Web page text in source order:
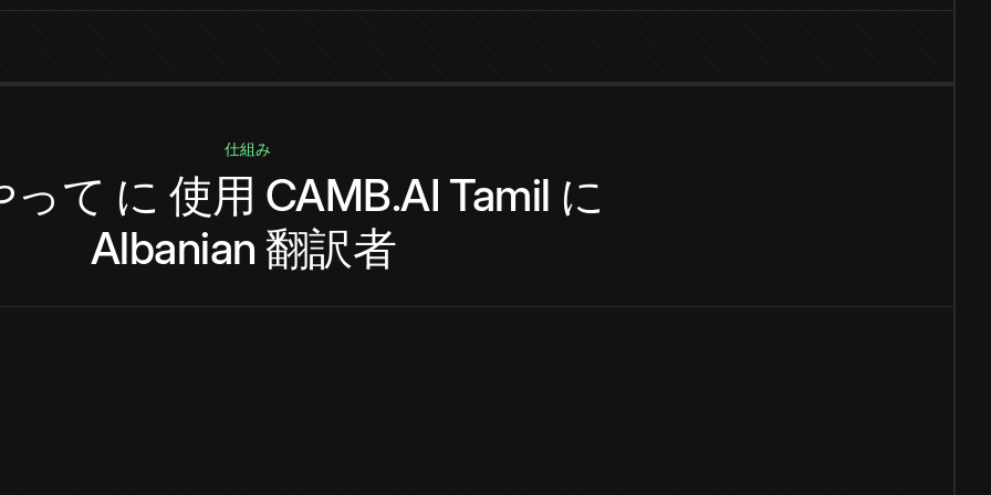
仕組み
って に 使用 CAMB.AI Tamil に
Albanian 翻訳者